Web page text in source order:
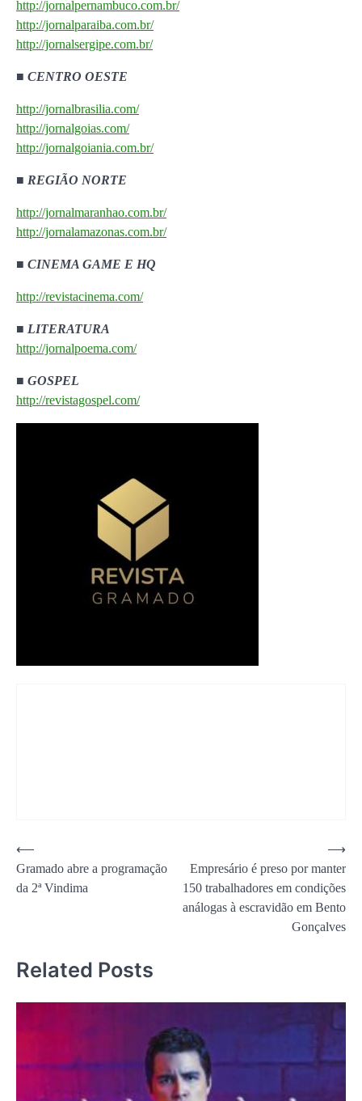
http://jornalpernambuco.com.br/
http://jornalparaiba.com.br/
http://jornalsergipe.com.br/
■ CENTRO OESTE
http://jornalbrasilia.com/
http://jornalgoias.com/
http://jornalgoiania.com.br/
■ REGIÃO NORTE
http://jornalmaranhao.com.br/
http://jornalamazonas.com.br/
■ CINEMA GAME E HQ
http://revistacinema.com/
■ LITERATURA
http://jornalpoema.com/
■ GOSPEL
http://revistagospel.com/
Navegação
de
⟵
Gramado abre a programação
da 2ª Vindima
Empresário é preso por manter
150 trabalhadores em condições
análogas à escravidão em Bento
Gonçalves
⟶
Related Posts